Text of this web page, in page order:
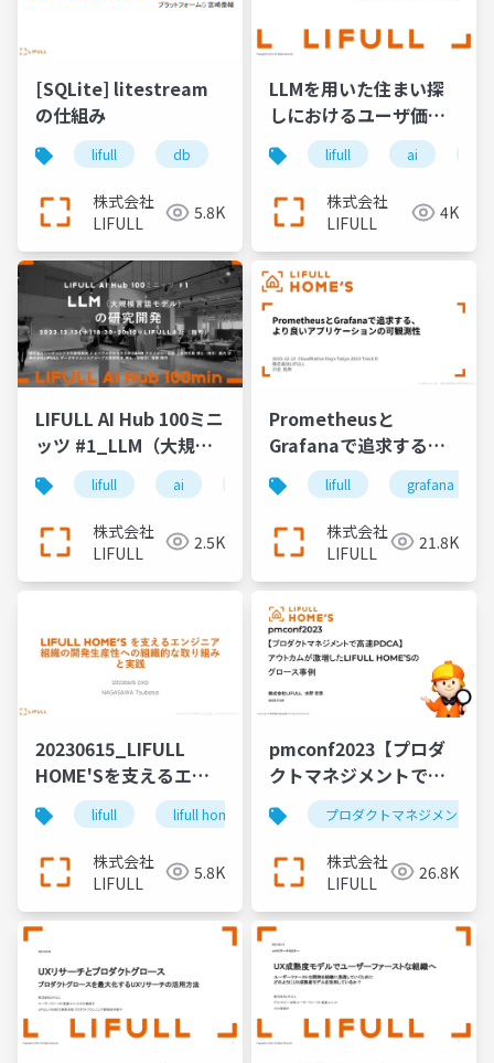
[SQLite] litestream
の仕組み
lifull db sqlite
株式会社
LIFULL
5.8K
LLMを用いた住まい探
しにおけるユーザ価値
観の推定lifull ai
株式会社
LIFULL
4K
LIFULL AI Hub 100ミニ
ッツ #1_LLM（大規模
言語モデル）の研究開
発
lifull ai
株式会社
LIFULL
2.5K
Prometheusと
Grafanaで追求する、
より良いアプリケーシ
ョンの可観測性
lifull grafana
株式会社
LIFULL
21.8K
20230615_LIFULL
HOME'Sを支えるエン
ジニア 組織の開発生産
性への組織的な取り組
みと実践
lifull lifull home's 開発生産性 エンジニア
株式会社
LIFULL
5.8K
pmconf2023【プロダ
クトマネジメントで高
速PDCA】 アウトカム
が激増したLIFULL
HOME’Sのグロース事
例
プロダクトマネジメント
株式会社
LIFULL
26.8K